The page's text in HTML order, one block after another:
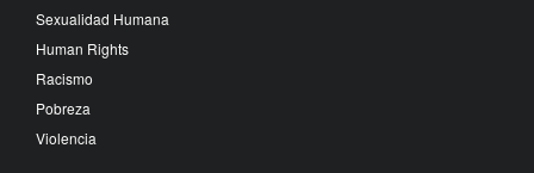
Sexualidad Humana
Human Rights
Racismo
Pobreza
Violencia